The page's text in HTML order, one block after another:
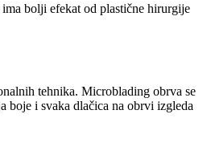
bolji efekat od plastične hirurgije
tehnika. Microblading obrva se
boje i svaka dlačica na obrvi izgleda